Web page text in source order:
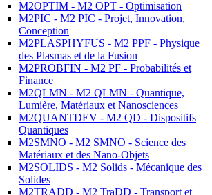
M2OPTIM - M2 OPT - Optimisation
M2PIC - M2 PIC - Projet, Innovation,
Conception
M2PLASPHYFUS - M2 PPF - Physique
des Plasmas et de la Fusion
M2PROBFIN - M2 PF - Probabilités et
Finance
M2QLMN - M2 QLMN - Quantique,
Lumière, Matériaux et Nanosciences
M2QUANTDEV - M2 QD - Dispositifs
Quantiques
M2SMNO - M2 SMNO - Science des
Matériaux et des Nano-Objets
M2SOLIDS - M2 Solids - Mécanique des
Solides
M2TRADD - M2 TraDD - Transport et